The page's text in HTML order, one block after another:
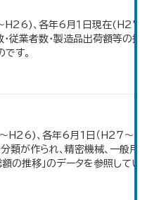
H26)、各年6月１日現在(H27
者数・製造品出荷額等の推移
す。
H26)、各年6月1日（H27～
が作られ、精密機械、一般用
推移」のデータを参照していま